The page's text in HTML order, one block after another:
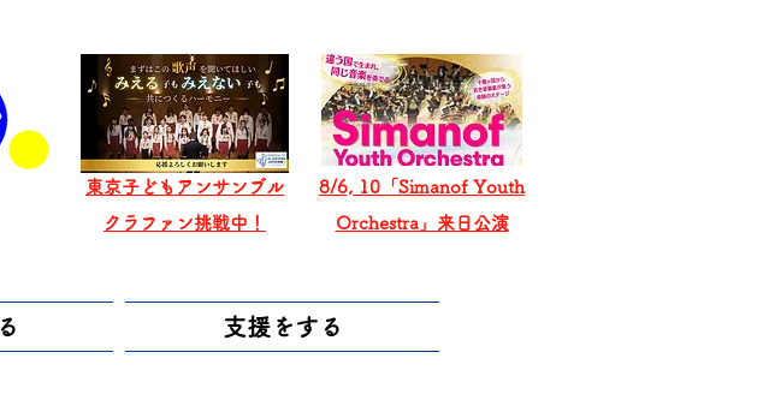
東京子どもアンサンブル
​クラファン挑戦中！
8/6, 10「Simanof Youth
Orchestra」来日公演
支援をする